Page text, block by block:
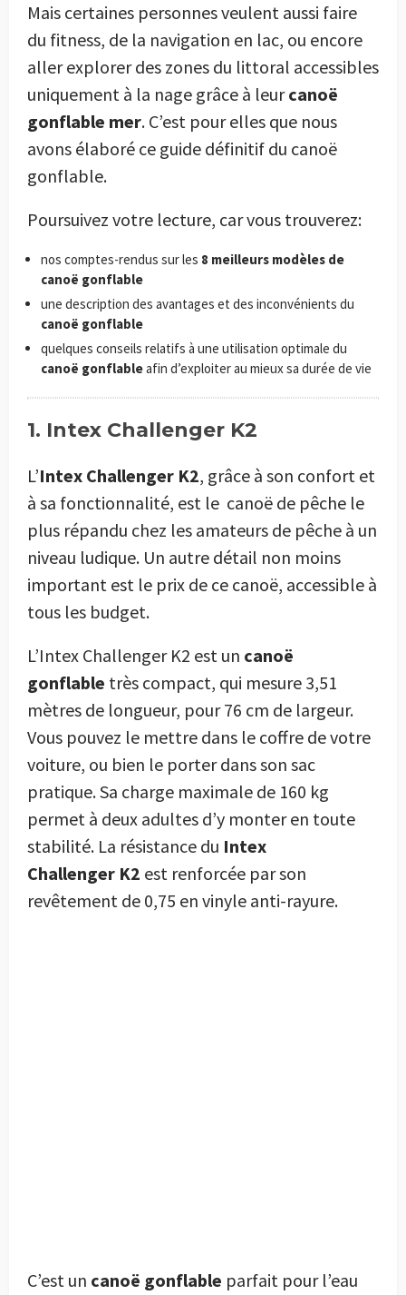
Mais certaines personnes veulent aussi faire
du fitness, de la navigation en lac, ou encore
aller explorer des zones du littoral accessibles
uniquement à la nage grâce à leurcanoë
gonflable mer. C’est pour elles que nous
avons élaboré ce guide définitif du canoë
gonflable.
Poursuivez votre lecture, car vous trouverez:
nos comptes-rendus sur les 8 meilleurs modèles de
canoë gonflable
une description des avantages et des inconvénients du
canoë gonflable
quelques conseils relatifs à une utilisation optimale du
canoë gonflableafin d’exploiter au mieux sa durée de vie
1. Intex Challenger K2
L’Intex Challenger K2, grâce à son confort et
à sa fonctionnalité, est le canoë de pêche le
plus répandu chez les amateurs de pêche à un
niveau ludique. Un autre détail non moins
important est le prix de ce canoë, accessible à
tous les budget.
L’Intex Challenger K2 est un canoë
gonflable très compact, qui mesure 3,51
mètres de longueur, pour 76 cm de largeur.
Vous pouvez le mettre dans le coffre de votre
voiture, ou bien le porter dans son sac
pratique. Sa charge maximale de 160 kg
permet à deux adultes d’y monter en toute
stabilité. La résistance du Intex
Challenger K2 est renforcée par son
revêtement de 0,75 en vinyle anti-rayure.
C’est un canoë gonflable parfait pour l’eau